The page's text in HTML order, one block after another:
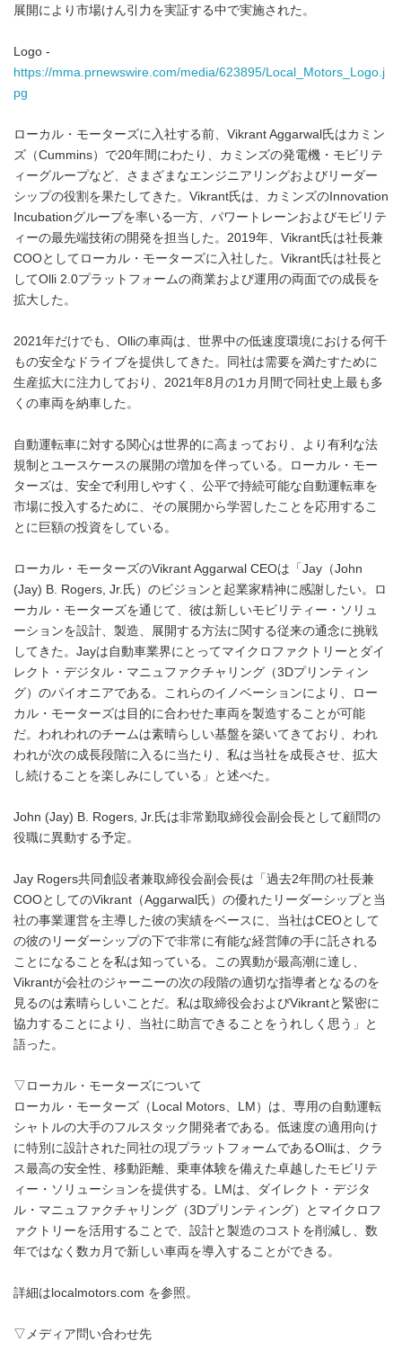
展開により市場けん引力を実証する中で実施された。
Logo -
https://mma.prnewswire.com/media/623895/Local_Motors_Logo.j
pg
ローカル・モーターズに入社する前、Vikrant Aggarwal氏はカミン
ズ（Cummins）で20年間にわたり、カミンズの発電機・モビリテ
ィーグループなど、さまざまなエンジニアリングおよびリーダー
シップの役割を果たしてきた。Vikrant氏は、カミンズのInnovation
Incubationグループを率いる一方、パワートレーンおよびモビリテ
ィーの最先端技術の開発を担当した。2019年、Vikrant氏は社長兼
COOとしてローカル・モーターズに入社した。Vikrant氏は社長と
してOlli 2.0プラットフォームの商業および運用の両面での成長を
拡大した。
2021年だけでも、Olliの車両は、世界中の低速度環境における何千
もの安全なドライブを提供してきた。同社は需要を満たすために
生産拡大に注力しており、2021年8月の1カ月間で同社史上最も多
くの車両を納車した。
自動運転車に対する関心は世界的に高まっており、より有利な法
規制とユースケースの展開の増加を伴っている。ローカル・モー
ターズは、安全で利用しやすく、公平で持続可能な自動運転車を
市場に投入するために、その展開から学習したことを応用するこ
とに巨額の投資をしている。
ローカル・モーターズのVikrant Aggarwal CEOは「Jay（John
(Jay) B. Rogers, Jr.氏）のビジョンと起業家精神に感謝したい。ロ
ーカル・モーターズを通じて、彼は新しいモビリティー・ソリュ
ーションを設計、製造、展開する方法に関する従来の通念に挑戦
してきた。Jayは自動車業界にとってマイクロファクトリーとダイ
レクト・デジタル・マニュファクチャリング（3Dプリンティン
グ）のパイオニアである。これらのイノベーションにより、ロー
カル・モーターズは目的に合わせた車両を製造することが可能
だ。われわれのチームは素晴らしい基盤を築いてきており、われ
われが次の成長段階に入るに当たり、私は当社を成長させ、拡大
し続けることを楽しみにしている」と述べた。
John (Jay) B. Rogers, Jr.氏は非常勤取締役会副会長として顧問の
役職に異動する予定。
Jay Rogers共同創設者兼取締役会副会長は「過去2年間の社長兼
COOとしてのVikrant（Aggarwal氏）の優れたリーダーシップと当
社の事業運営を主導した彼の実績をベースに、当社はCEOとして
の彼のリーダーシップの下で非常に有能な経営陣の手に託される
ことになることを私は知っている。この異動が最高潮に達し、
Vikrantが会社のジャーニーの次の段階の適切な指導者となるのを
見るのは素晴らしいことだ。私は取締役会およびVikrantと緊密に
協力することにより、当社に助言できることをうれしく思う」と
語った。
▽ローカル・モーターズについて
ローカル・モーターズ（Local Motors、LM）は、専用の自動運転
シャトルの大手のフルスタック開発者である。低速度の適用向け
に特別に設計された同社の現プラットフォームであるOlliは、クラ
ス最高の安全性、移動距離、乗車体験を備えた卓越したモビリテ
ィー・ソリューションを提供する。LMは、ダイレクト・デジタ
ル・マニュファクチャリング（3Dプリンティング）とマイクロフ
ァクトリーを活用することで、設計と製造のコストを削減し、数
年ではなく数カ月で新しい車両を導入することができる。
詳細はlocalmotors.com を参照。
▽メディア問い合わせ先